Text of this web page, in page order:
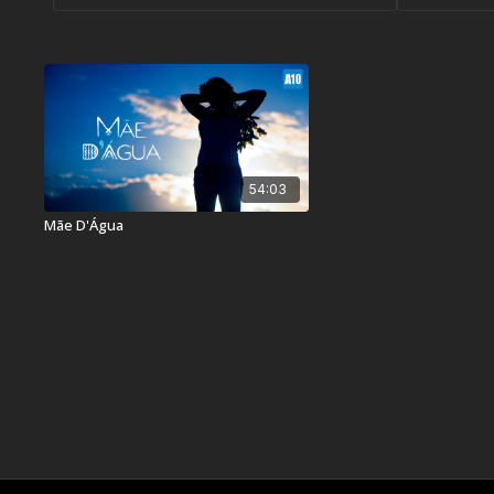
54:03
Mãe D'Água